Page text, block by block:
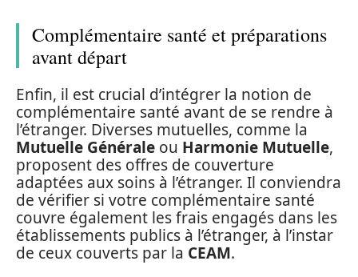
Complémentaire santé et préparations
avant départ
Enfin, il est crucial d’intégrer la notion de
complémentaire santé avant de se rendre à
l’étranger. Diverses mutuelles, comme la
Mutuelle Générale ou Harmonie Mutuelle,
proposent des offres de couverture
adaptées aux soins à l’étranger. Il conviendra
de vérifier si votre complémentaire santé
couvre également les frais engagés dans les
établissements publics à l’étranger, à l’instar
de ceux couverts par la CEAM.